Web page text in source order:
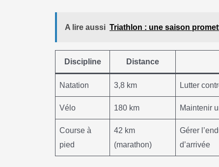
A lire aussi Triathlon : une saison
Discipline Distance
Natation 3,8 km Lutter
Vélo 180 km Maintenir
Course à
pied
42 km
(marathon)
Gérer
d’arrivée